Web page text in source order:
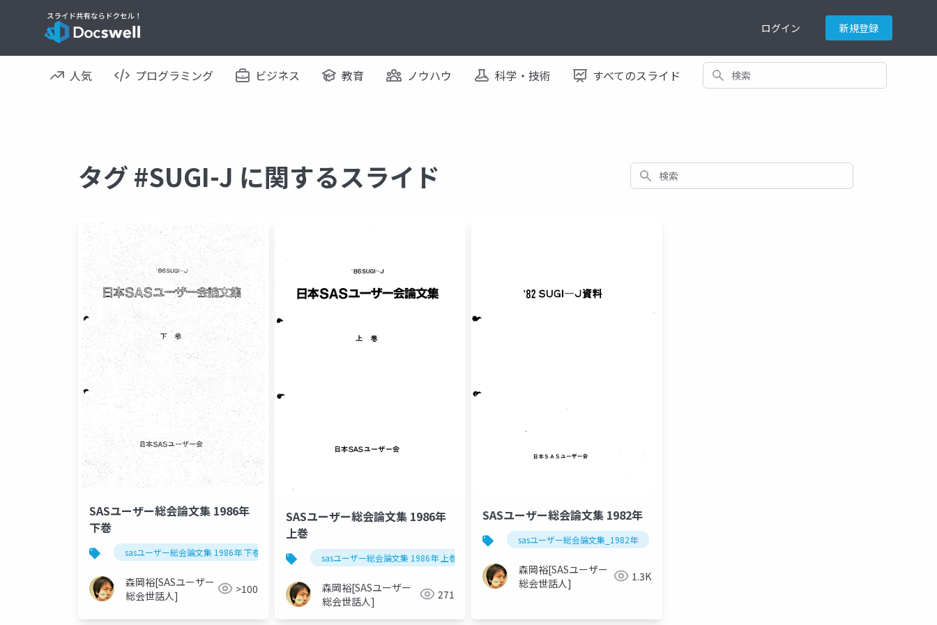
ログイン 新規登録
人気 プログラミング ビジネス 教育 ノウハウ 科学・技術 すべてのスライド 検索
タグ #SUGI-J に関するスライド 検索
SASユーザー総会論文集 1986年
下巻
sasユーザー総会論文集 1986年 下巻
森岡裕[SASユーザー
総会世話人]
>100
SASユーザー総会論文集 1986年
上巻
sasユーザー総会論文集 1986年 上巻
森岡裕[SASユーザー
総会世話人]
271
SASユーザー総会論文集 1982年
sasユーザー総会論文集_1982年
森岡裕[SASユーザー
総会世話人]
1.3K